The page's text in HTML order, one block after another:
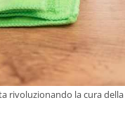
rivoluzionando la cura